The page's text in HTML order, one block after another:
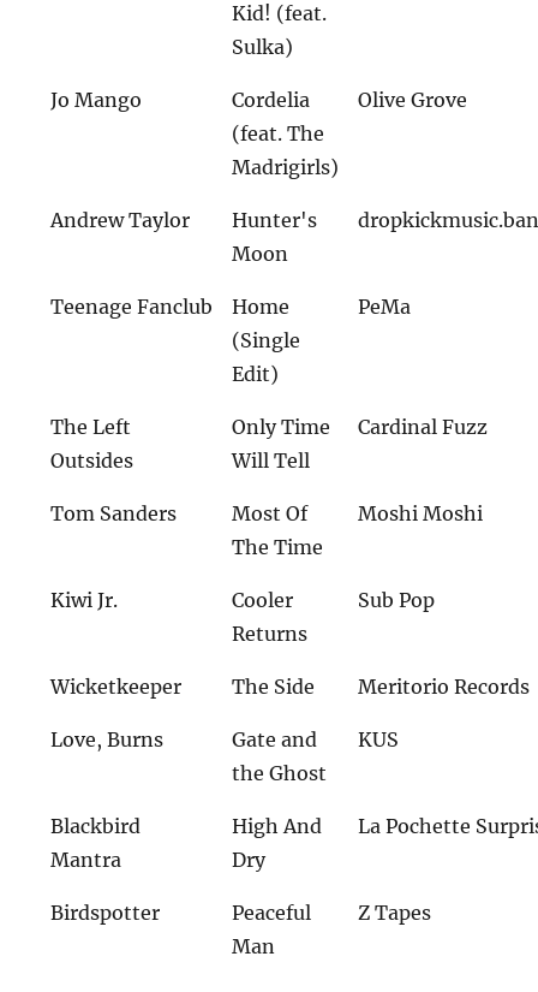
Kid! (feat.
Sulka)
Jo Mango
Cordelia
(feat. The
Madrigirls)
Olive Grove
Andrew Taylor
Hunter's
Moon
Teenage Fanclub
Home
(Single
Edit)
PeMa
The Left
Outsides
Only Time
Will Tell
Cardinal Fuzz
Tom Sanders
Most Of
The Time
Moshi Moshi
Kiwi Jr.
Cooler
Returns
Sub Pop
Wicketkeeper The Side Meritorio Records
Love, Burns
Gate and
the Ghost
KUS
Blackbird
Mantra
High And
Dry
La Pochette
Birdspotter
Peaceful
Man
Z Tapes